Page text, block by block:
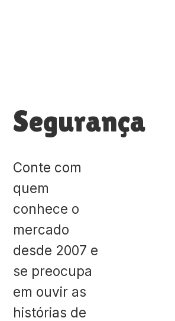
Segurança
Conte com
quem
conhece o
mercado
desde 2007 e
se preocupa
em ouvir as
histórias de